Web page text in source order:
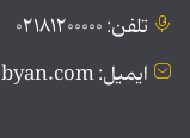
تلفن: ۰۲۱۸۱۲۰۰۰۰۰
ایمیل: public@tebyan.com